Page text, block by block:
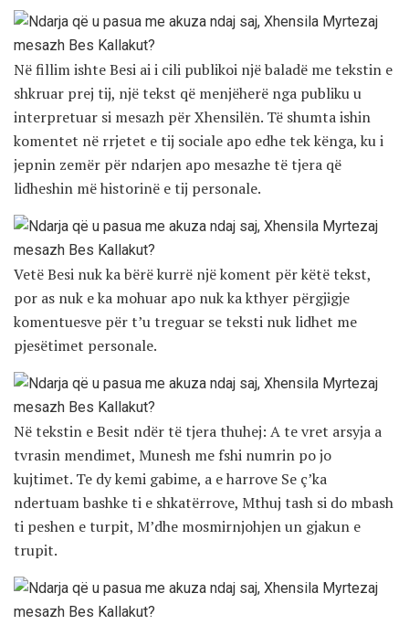
Në fillim ishte Besi ai i cili publikoi një baladë me tekstin e
shkruar prej tij, një tekst që menjëherë nga publiku u
interpretuar si mesazh për Xhensilën. Të shumta ishin
komentet në rrjetet e tij sociale apo edhe tek kënga, ku i
jepnin zemër për ndarjen apo mesazhe të tjera që
lidheshin më historinë e tij personale.
Vetë Besi nuk ka bërë kurrë një koment për këtë tekst,
por as nuk e ka mohuar apo nuk ka kthyer përgjigje
komentuesve për t’u treguar se teksti nuk lidhet me
pjesëtimet personale.
Në tekstin e Besit ndër të tjera thuhej: A te vret arsyja a
tvrasin mendimet, Munesh me fshi numrin po jo
kujtimet. Te dy kemi gabime, a e harrove Se ç’ka
ndertuam bashke ti e shkatërrove, Mthuj tash si do mbash
ti peshen e turpit, M’dhe mosmirnjohjen un gjakun e
trupit.